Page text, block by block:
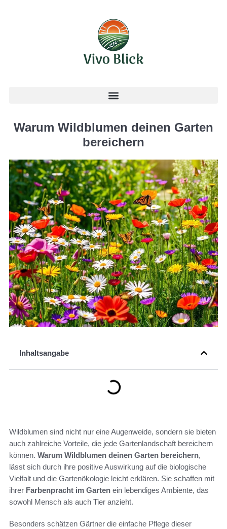
Warum Wildblumen deinen Garten
bereichern
Inhaltsangabe
Wildblumen sind nicht nur eine Augenweide, sondern sie bieten
auch zahlreiche Vorteile, die jede Gartenlandschaft bereichern
können. Warum Wildblumen deinen Garten bereichern,
lässt sich durch ihre positive Auswirkung auf die biologische
Vielfalt und die Gartenökologie leicht erklären. Sie schaffen mit
ihrer Farbenpracht im Garten ein lebendiges Ambiente, das
sowohl Mensch als auch Tier anzieht.
Besonders schätzen Gärtner die einfache Pflege dieser